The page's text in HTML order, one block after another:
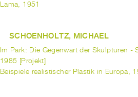
Lama, 1951
SCHOENHOLTZ, MICHAEL
Im Park: Die Gegenwart der Skulpturen -
1985 [Projekt]
Beispiele realistischer Plastik in Europa,